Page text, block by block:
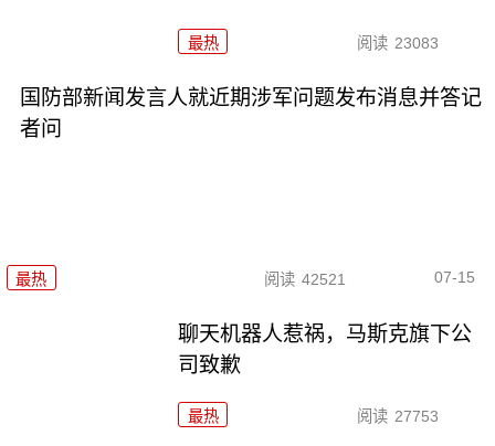
最热 阅读 23083
国防部新闻发言人就近期涉军问题发布消息并答记
者问
最热 阅读 42521 07-15
聊天机器人惹祸，马斯克旗下公
司致歉
最热 阅读 27753